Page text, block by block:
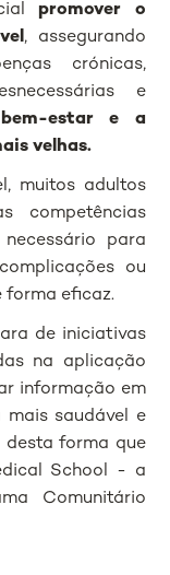
promover o
, assegurando
crónicas,
e
estar e a
velhas.
muitos adultos
competências
para
ou
forma eficaz.
de iniciativas
na aplicação
informação em
saudável e
desta forma que
School - a
Comunitário